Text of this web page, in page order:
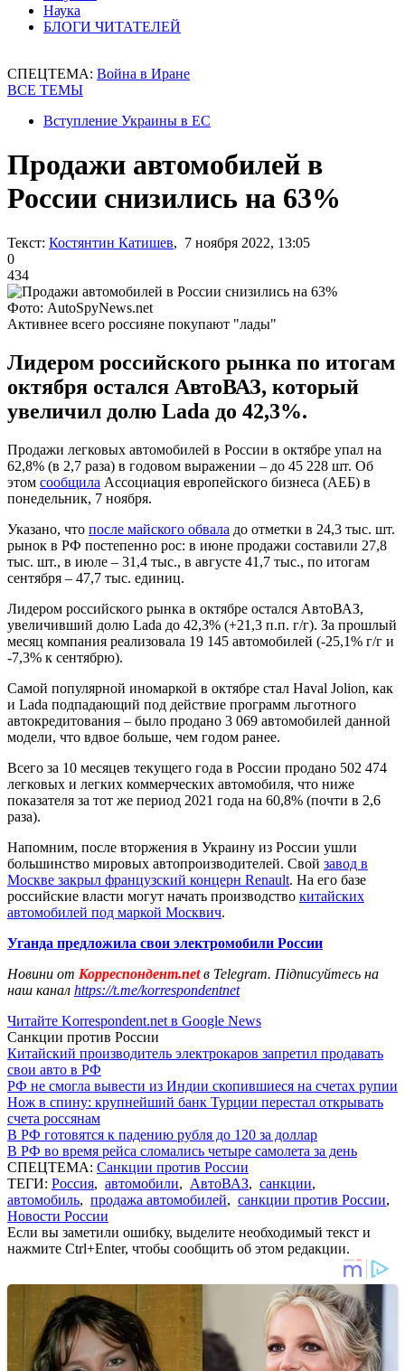
Наука
БЛОГИ ЧИТАТЕЛЕЙ
СПЕЦТЕМА: Война в Иране
ВСЕ ТЕМЫ
Вступление Украины в ЕС
Продажи автомобилей в
России снизились на 63%
Текст: Костянтин Катишев, 7 ноября 2022, 13:05
0
434
Фото: AutoSpyNews.net
Активнее всего россияне покупают "лады"
Лидером российского рынка по итогам
октября остался АвтоВАЗ, который
увеличил долю Lada до 42,3%.
Продажи легковых автомобилей в России в октябре упал на
62,8% (в 2,7 раза) в годовом выражении – до 45 228 шт. Об
этом сообщила Ассоциация европейского бизнеса (АЕБ) в
понедельник, 7 ноября.
Указано, что после майского обвала до отметки в 24,3 тыс. шт.
рынок в РФ постепенно рос: в июне продажи составили 27,8
тыс. шт., в июле – 31,4 тыс., в августе 41,7 тыс., по итогам
сентября – 47,7 тыс. единиц.
Лидером российского рынка в октябре остался АвтоВАЗ,
увеличивший долю Lada до 42,3% (+21,3 п.п. г/г). За прошлый
месяц компания реализовала 19 145 автомобилей (-25,1% г/г и
-7,3% к сентябрю).
Самой популярной иномаркой в октябре стал Haval Jolion, как
и Lada подпадающий под действие программ льготного
автокредитования – было продано 3 069 автомобилей данной
модели, что вдвое больше, чем годом ранее.
Всего за 10 месяцев текущего года в России продано 502 474
легковых и легких коммерческих автомобиля, что ниже
показателя за тот же период 2021 года на 60,8% (почти в 2,6
раза).
Напомним, после вторжения в Украину из России ушли
большинство мировых автопроизводителей. Свой завод в
Москве закрыл французский концерн Renault. На его базе
российские власти могут начать производство китайских
автомобилей под маркой Москвич.
Уганда предложила свои электромобили России
Новини от Корреспондент.netв Telegram. Підписуйтесь на
наш канал https://t.me/korrespondentnet
Читайте Korrespondent.net в Google News
Санкции против России
Китайский производитель электрокаров запретил продавать
свои авто в РФ
РФ не смогла вывести из Индии скопившиеся на счетах рупии
Нож в спину: крупнейший банк Турции перестал открывать
счета россянам
В РФ готовятся к падению рубля до 120 за доллар
В РФ во время рейса сломались четыре самолета за день
СПЕЦТЕМА: Санкции против России
ТЕГИ: Россия, автомобили, АвтоВАЗ, санкции,
автомобиль, продажа автомобилей, санкции против России,
Новости России
Если вы заметили ошибку, выделите необходимый текст и
нажмите Ctrl+Enter, чтобы сообщить об этом редакции.